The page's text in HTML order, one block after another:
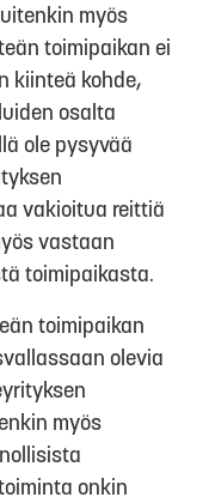
myös
toimipaikan ei
kiinteä kohde,
osalta
ole pysyvää
vakioitua reittiä
vastaan
toimipaikasta.
toimipaikan
olevia
myös
onkin